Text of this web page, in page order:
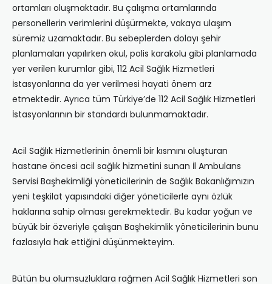
ortamları oluşmaktadır. Bu çalışma ortamlarında
personellerin verimlerini düşürmekte, vakaya ulaşım
süremiz uzamaktadır. Bu sebeplerden dolayı şehir
planlamaları yapılırken okul, polis karakolu gibi planlamada
yer verilen kurumlar gibi, 112 Acil Sağlık Hizmetleri
İstasyonlarına da yer verilmesi hayati önem arz
etmektedir. Ayrıca tüm Türkiye’de 112 Acil Sağlık Hizmetleri
İstasyonlarının bir standardı bulunmamaktadır.
Acil Sağlık Hizmetlerinin önemli bir kısmını oluşturan
hastane öncesi acil sağlık hizmetini sunan İl Ambulans
Servisi Başhekimliği yöneticilerinin de Sağlık Bakanlığımızın
yeni teşkilat yapısındaki diğer yöneticilerle aynı özlük
haklarına sahip olması gerekmektedir. Bu kadar yoğun ve
büyük bir özveriyle çalışan Başhekimlik yöneticilerinin bunu
fazlasıyla hak ettiğini düşünmekteyim.
Bütün bu olumsuzluklara rağmen Acil Sağlık Hizmetleri son